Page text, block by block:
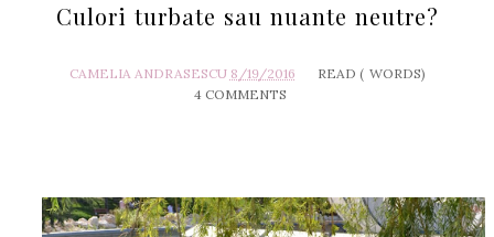
Culori turbate sau nuante neutre?
CAMELIA ANDRASESCU 8/19/2016 READ ( WORDS)
4 COMMENTS